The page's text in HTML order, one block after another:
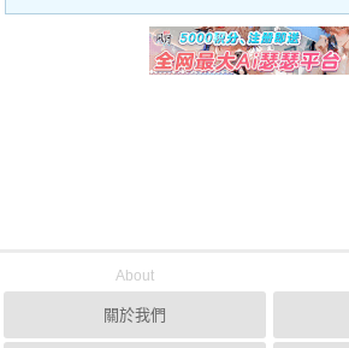
About
關於我們